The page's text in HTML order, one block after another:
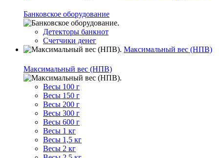
Банковское оборудование
Детекторы банкнот
Счетчики денег
Максимальный вес (НПВ)
Максимальный вес (НПВ)
Весы 100 г
Весы 150 г
Весы 200 г
Весы 300 г
Весы 600 г
Весы 1 кг
Весы 1,5 кг
Весы 2 кг